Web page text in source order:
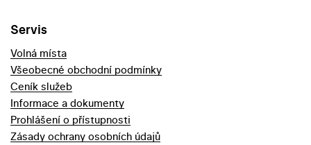
Servis
Volná místa
Všeobecné obchodní podmínky
Ceník služeb
Informace a dokumenty
Prohlášení o přístupnosti
Zásady ochrany osobních údajů